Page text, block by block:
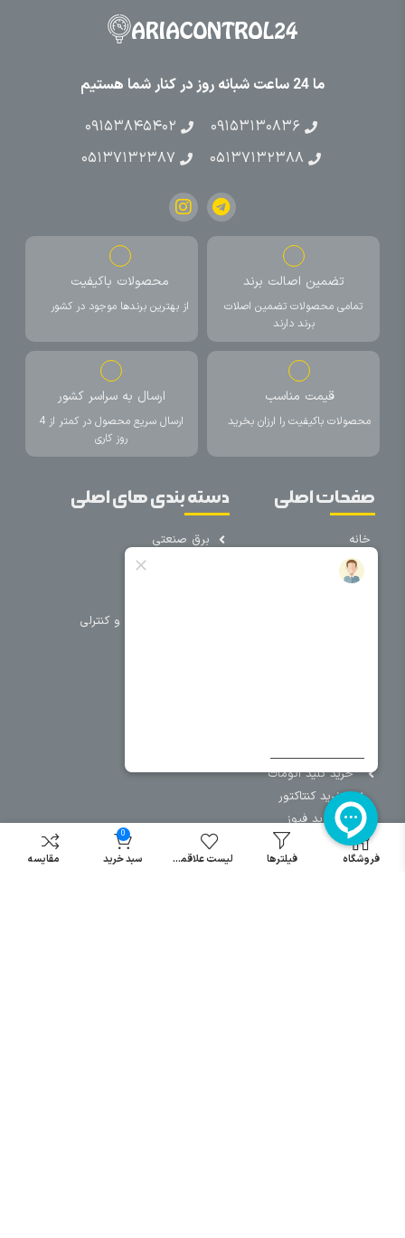
ما 24 ساعت شبانه روز در کنار شما هستیم
۰۹۱۵۳۱۳۰۸۳۶
۰۹۱۵۳۸۴۵۴۰۲
۰۵۱۳۷۱۳۲۳۸۸
۰۵۱۳۷۱۳۲۳۸۷
تضمین اصالت برند
تمامی محصولات تضمین اصلات
برند دارند
محصولات باکیفیت
از بهترین برندها موجود در کشور
قیمت مناسب
محصولات باکیفیت را ارزان بخرید
ارسال به سراسر کشور
ارسال سریع محصول در کمتر از 4
روز کاری
صفحات اصلی
خانه
درباره ما
دسته بندی های اصلی
برق صنعتی
تجهیزات حفاظتی و کنترلی
خرید کلید اتومات
خرید کنتاکتور
خرید فیوز
مینیاتوری
خرید میکرو
فروشگاه فیلترها لیست علاقمندی
0
سبد خرید مقایسه